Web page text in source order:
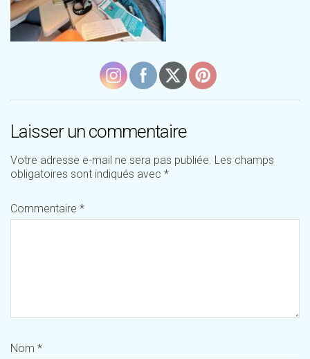
Laisser un commentaire
Votre adresse e-mail ne sera pas publiée. Les champs
obligatoires sont indiqués avec *
Commentaire *
Nom *